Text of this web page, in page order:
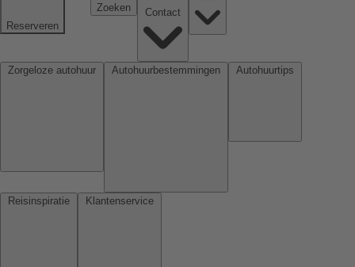
Reserveren
Zoeken